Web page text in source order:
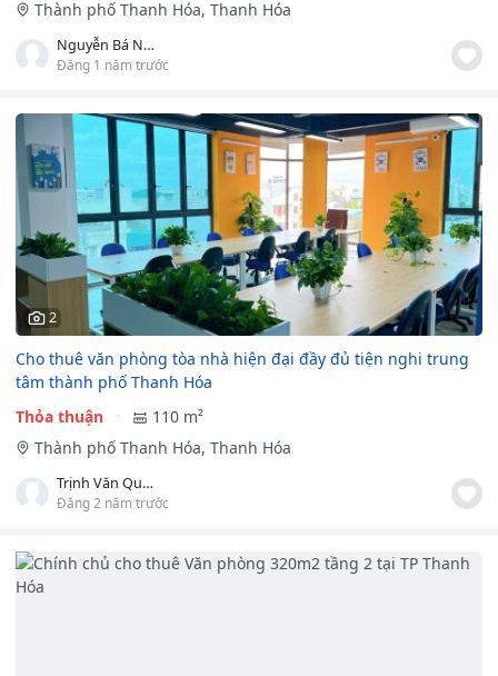
Thành phố Thanh Hóa, Thanh Hóa
Nguyễn Bá Nam
Đăng 1 năm trước
2
Cho thuê văn phòng tòa nhà hiện đại đầy đủ tiện nghi trung
tâm thành phố Thanh Hóa
Thỏa thuận
110 m²
Thành phố Thanh Hóa, Thanh Hóa
Trịnh Văn Quyết
Đăng 2 năm trước